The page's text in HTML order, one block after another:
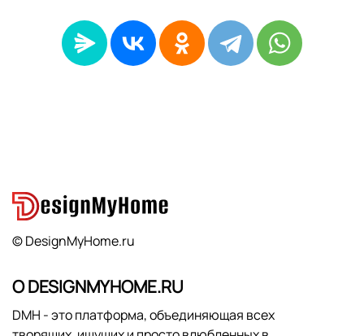
© DesignMyHome.ru
О DESIGNMYHOME.RU
DMH - это платформа, объединяющая всех